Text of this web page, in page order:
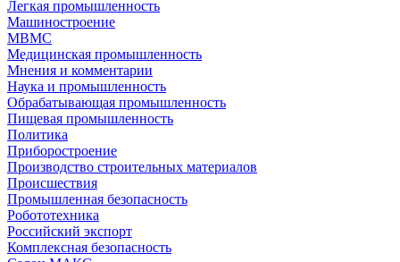
Легкая промышленность
Машиностроение
МВМС
Медицинская промышленность
Мнения и комментарии
Наука и промышленность
Обрабатывающая промышленность
Пищевая промышленность
Политика
Приборостроение
Производство строительных материалов
Происшествия
Промышленная безопасность
Робототехника
Российский экспорт
Комплексная безопасность